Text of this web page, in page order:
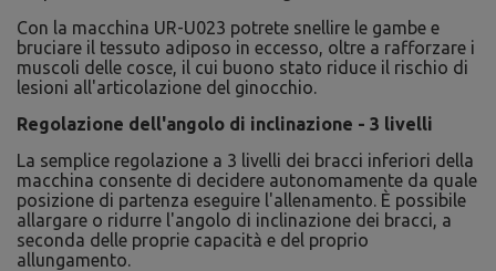
Con la macchina UR-U023 potrete snellire le gambe e
bruciare il tessuto adiposo in eccesso, oltre a rafforzare i
muscoli delle cosce, il cui buono stato riduce il rischio di
lesioni all'articolazione del ginocchio.
Regolazione dell'angolo di inclinazione - 3 livelli
La semplice regolazione a 3 livelli dei bracci inferiori della
macchina consente di decidere autonomamente da quale
posizione di partenza eseguire l'allenamento. È possibile
allargare o ridurre l'angolo di inclinazione dei bracci, a
seconda delle proprie capacità e del proprio
allungamento.